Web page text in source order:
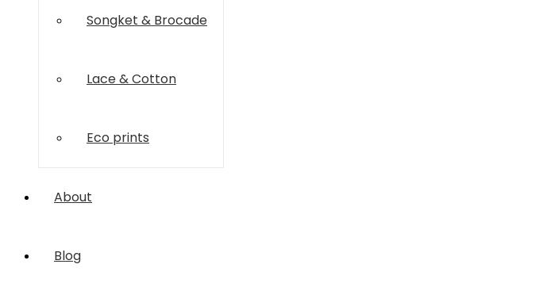
Songket & Brocade
Lace & Cotton
Eco prints
About
Blog